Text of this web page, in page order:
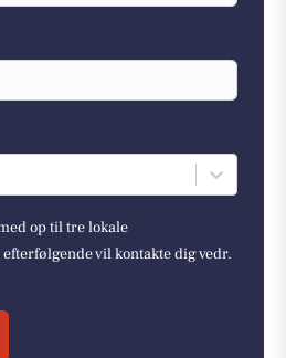
op til tre lokale
vil kontakte dig vedr.